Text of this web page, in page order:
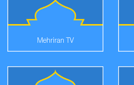
Mehriran TV